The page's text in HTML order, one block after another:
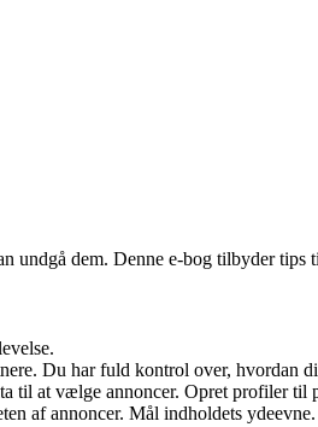
undgå dem. Denne e-bog tilbyder
Du har fuld kontrol over, hvordan
til at vælge annoncer. Opret profiler
af annoncer. Mål indholdets